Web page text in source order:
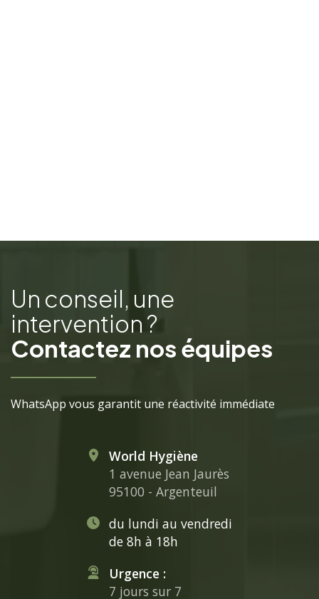
Un conseil, une
intervention ?
Contactez nos équipes
WhatsApp vous garantit une réactivité immédiate
World Hygiène
1 avenue Jean Jaurès
95100 - Argenteuil
du lundi au vendredi
de 8h à 18h
Urgence :
7 jours sur 7